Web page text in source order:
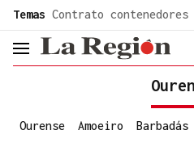
Temas Contrato contenedores
header.menu.open
Ourense Amoeiro Barbadás